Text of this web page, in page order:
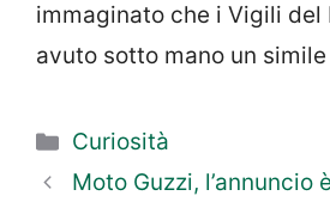
immaginato che i Vigili del
avuto sotto mano un
Categorie
Curiosità
Moto Guzzi, l’annuncio